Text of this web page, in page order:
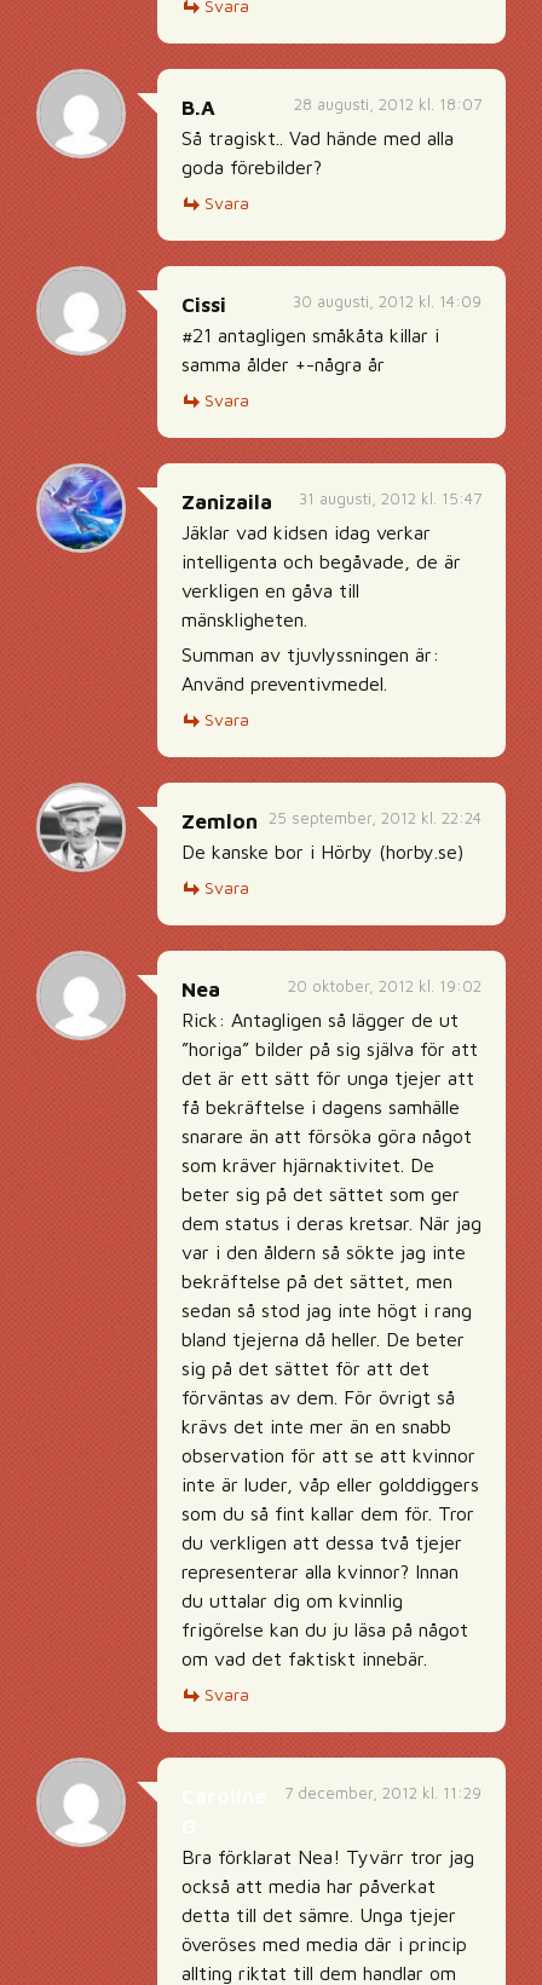
Svara
28 augusti, 2012 kl. 18:07
B.A
Så tragiskt.. Vad hände med alla
goda förebilder?
Svara
30 augusti, 2012 kl. 14:09
Cissi
#21 antagligen småkåta killar i
samma ålder +-några år
Svara
31 augusti, 2012 kl. 15:47
Zanizaila
Jäklar vad kidsen idag verkar
intelligenta och begåvade, de är
verkligen en gåva till
mänskligheten.
Summan av tjuvlyssningen är:
Använd preventivmedel.
Svara
25 september, 2012 kl. 22:24
Zemlon
De kanske bor i Hörby (horby.se)
Svara
20 oktober, 2012 kl. 19:02
Nea
Rick: Antagligen så lägger de ut
”horiga” bilder på sig själva för att
det är ett sätt för unga tjejer att
få bekräftelse i dagens samhälle
snarare än att försöka göra något
som kräver hjärnaktivitet. De
beter sig på det sättet som ger
dem status i deras kretsar. När jag
var i den åldern så sökte jag inte
bekräftelse på det sättet, men
sedan så stod jag inte högt i rang
bland tjejerna då heller. De beter
sig på det sättet för att det
förväntas av dem. För övrigt så
krävs det inte mer än en snabb
observation för att se att kvinnor
inte är luder, våp eller golddiggers
som du så fint kallar dem för. Tror
du verkligen att dessa två tjejer
representerar alla kvinnor? Innan
du uttalar dig om kvinnlig
frigörelse kan du ju läsa på något
om vad det faktiskt innebär.
Svara
7 december, 2012 kl. 11:29
Bra förklarat Nea! Tyvärr tror jag
också att media har påverkat
detta till det sämre. Unga tjejer
överöses med media där i princip
allting riktat till dem handlar om